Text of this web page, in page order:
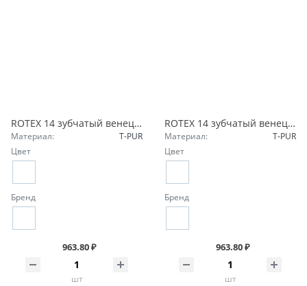
ROTEX 14 зубчатый венец 92 Sh-A T-PUR оранжевый 020141000045 KTR
Материал:
T-PUR
Цвет
Бренд
963.80 ₽
шт
ROTEX 14 зубчатый венец 98 Sh-A T-PUR лиловый 020141000042 KTR
Материал:
T-PUR
Цвет
Бренд
963.80 ₽
шт